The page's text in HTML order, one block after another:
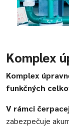
Komplex
Komplex
funkčných
V rámci
zabezpečuje